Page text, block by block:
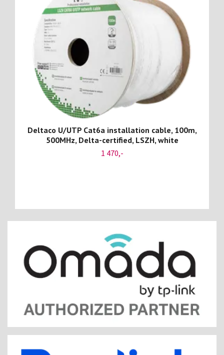
Deltaco U/UTP Cat6a installation cable, 100m,
500MHz, Delta-certified, LSZH, white
1 470,-